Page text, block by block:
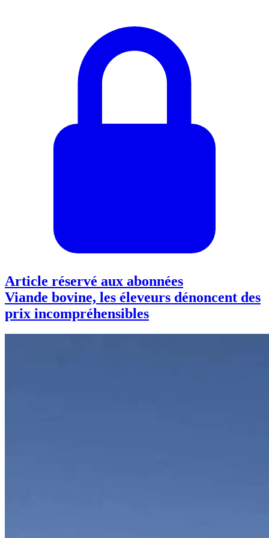
Article réservé aux abonnées
Viande bovine, les éleveurs dénoncent des
prix incompréhensibles